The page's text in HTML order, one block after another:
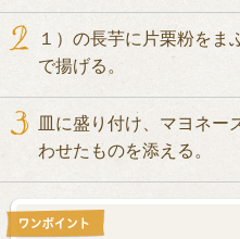
１）の長芋に片栗粉を
で揚げる。
皿に盛り付け、マヨネー
わせたものを添える。